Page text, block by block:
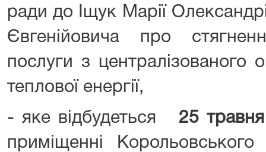
ради до Іщук Марії
Євгенійовича про
послуги з централізованого
теплової енергії,
- яке відбудеться 25
приміщенні